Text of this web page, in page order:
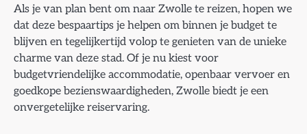
Als je van plan bent om naar Zwolle te reizen, hopen we
dat deze bespaartips je helpen om binnen je budget te
blijven en tegelijkertijd volop te genieten van de unieke
charme van deze stad. Of je nu kiest voor
budgetvriendelijke accommodatie, openbaar vervoer en
goedkope bezienswaardigheden, Zwolle biedt je een
onvergetelijke reiservaring.